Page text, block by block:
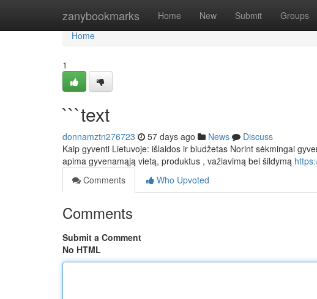
zanybookmarks Home New Submit Groups
Home
Home
1
```text
donnamztn276723 57 days ago News
Discuss
Kaip gyventi Lietuvoje: išlaidos ir biudžetas Norint sėkmingai
apima gyvenamąją vietą, produktus , važiavimą bei šildymą
Comments
Who Upvoted
Comments
Submit a Comment
No HTML